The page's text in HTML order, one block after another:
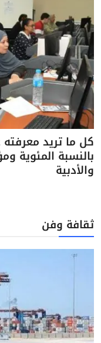
بالنسبة المئوية
والأدبية
ثقافة وفن